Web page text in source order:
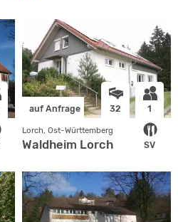
auf Anfrage 32 1
SV
Lorch, Ost-Württemberg
Waldheim Lorch